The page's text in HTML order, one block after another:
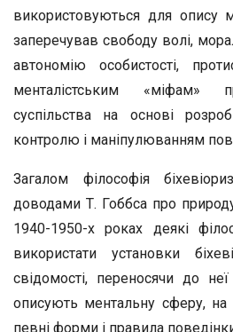
використовуються для опису
заперечував свободу волі,
автономію особистості,
менталістським «міфам»
суспільства на основі
контролю і маніпулюванням
Загалом філософія
доводами Т. Гоббса про
1940-1950-х роках деякі
використати установки
свідомості, переносячи до
описують ментальну сферу,
певні форми і правила